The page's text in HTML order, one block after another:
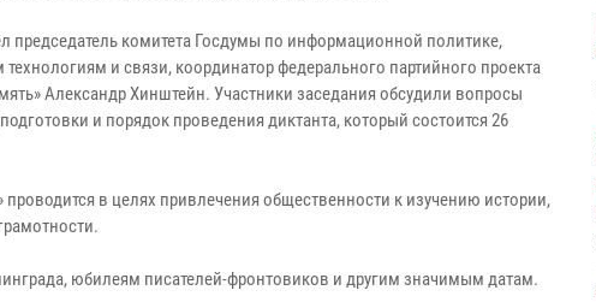
председатель комитета Госдумы по информационной политике,
и связи, координатор федерального партийного проекта
Александр Хинштейн. Участники заседания обсудили вопросы
и порядок проведения диктанта, который состоится 26
проводится в целях привлечения общественности к изучению истории,
юбилеям писателей-фронтовиков и другим значимым датам.